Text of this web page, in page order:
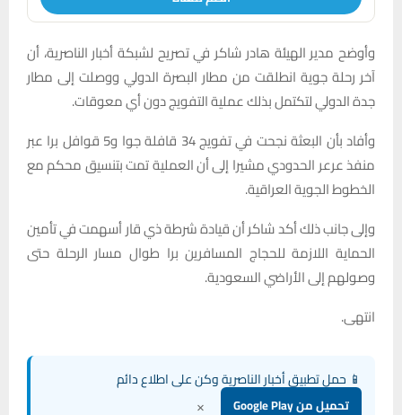
وأوضح مدير الهيئة هادر شاكر في تصريح لشبكة أخبار الناصرية، أن
آخر رحلة جوية انطلقت من مطار البصرة الدولي ووصلت إلى مطار
جدة الدولي لتكتمل بذلك عملية التفويج دون أي معوقات.
وأفاد بأن البعثة نجحت في تفويج 34 قافلة جوا و5 قوافل برا عبر
منفذ عرعر الحدودي مشيرا إلى أن العملية تمت بتنسيق محكم مع
الخطوط الجوية العراقية.
وإلى جانب ذلك أكد شاكر أن قيادة شرطة ذي قار أسهمت في تأمين
الحماية اللازمة للحجاج المسافرين برا طوال مسار الرحلة حتى
وصولهم إلى الأراضي السعودية.
انتهى.
📱 حمل تطبيق أخبار الناصرية وكن على اطلاع دائم
تحميل من Google Play ×